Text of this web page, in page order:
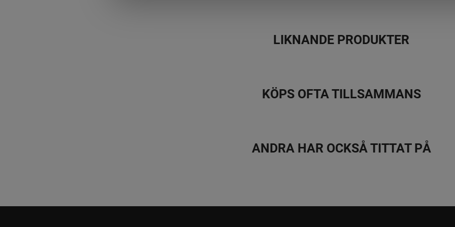
CHEETAH
Designad för
Flexibel
i olika
LIKNANDE PRODUKTER
KÖPS OFTA TILLSAMMANS
ANDRA HAR OCKSÅ TITTAT PÅ